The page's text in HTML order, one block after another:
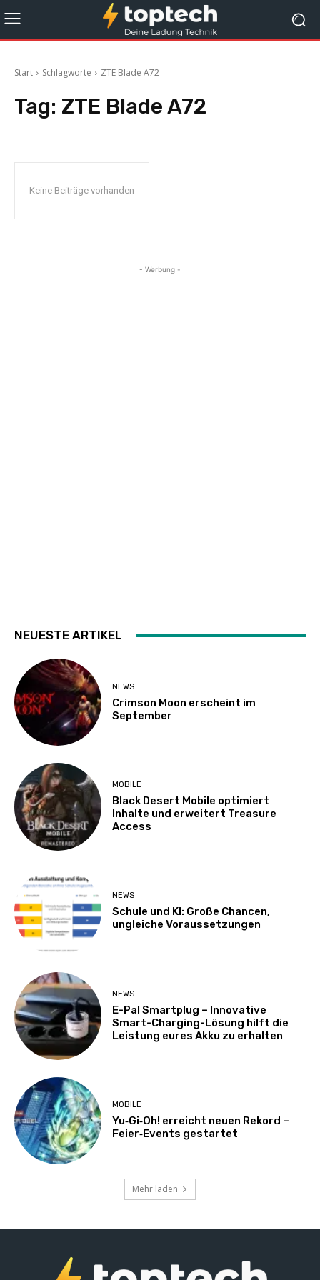
Start Schlagworte ZTE Blade A72
Tag: ZTE Blade A72
Keine Beiträge vorhanden
- Werbung -
NEUESTE ARTIKEL
NEWS
Crimson Moon erscheint im
September
MOBILE
Black Desert Mobile optimiert
Inhalte und erweitert Treasure
Access
NEWS
Schule und KI: Große Chancen,
ungleiche Voraussetzungen
NEWS
E-Pal Smartplug – Innovative
Smart-Charging-Lösung hilft die
Leistung eures Akku zu erhalten
MOBILE
Yu‑Gi‑Oh! erreicht neuen Rekord –
Feier‑Events gestartet
Mehr laden